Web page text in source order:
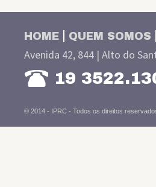
HOME QUEM SOMOS
Avenida 42, 844 | Alto do
19
© 2014 - IPRC - Todos os direitos